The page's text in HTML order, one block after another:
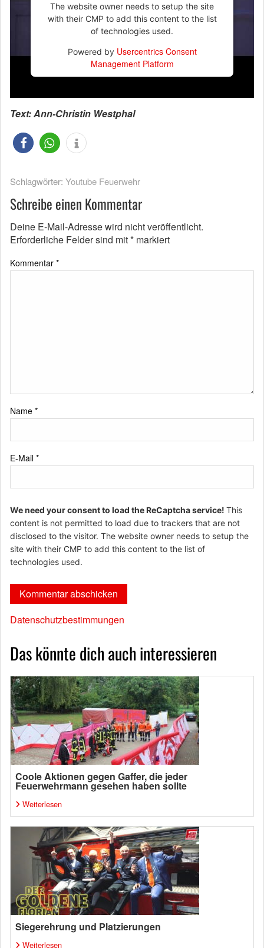
The website owner needs to setup the site
with their CMP to add this content to the list
of technologies used.
Powered by Usercentrics Consent
Management Platform
Text: Ann-Christin Westphal
Schlagwörter: Youtube Feuerwehr
Schreibe einen Kommentar
Deine E-Mail-Adresse wird nicht veröffentlicht.
Erforderliche Felder sind mit* markiert
Kommentar *
Name *
E-Mail *
We need your consent to load the ReCaptcha service! This
content is not permitted to load due to trackers that are not
disclosed to the visitor. The website owner needs to setup the
site with their CMP to add this content to the list of
technologies used.
Datenschutzbestimmungen
Das könnte dich auch interessieren
Coole Aktionen gegen Gaffer, die jeder
Feuerwehrmann gesehen haben sollte
Weiterlesen
Siegerehrung und Platzierungen
Weiterlesen